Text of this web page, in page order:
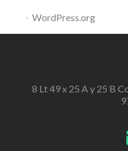
WordPress.org
8 Lt 49 x 25 A y 25 B